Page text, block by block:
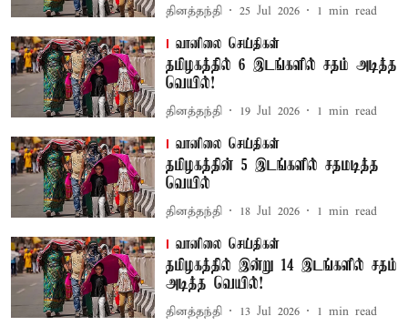
தினத்தந்தி 25 Jul 2026 1 min read
வானிலை செய்திகள்
தமிழகத்தில் 6 இடங்களில் சதம் அடித்த
வெயில்!
தினத்தந்தி 19 Jul 2026 1 min read
வானிலை செய்திகள்
தமிழகத்தின் 5 இடங்களில் சதமடித்த
வெயில்
தினத்தந்தி 18 Jul 2026 1 min read
வானிலை செய்திகள்
தமிழகத்தில் இன்று 14 இடங்களில் சதம்
அடித்த வெயில்!
தினத்தந்தி 13 Jul 2026 1 min read